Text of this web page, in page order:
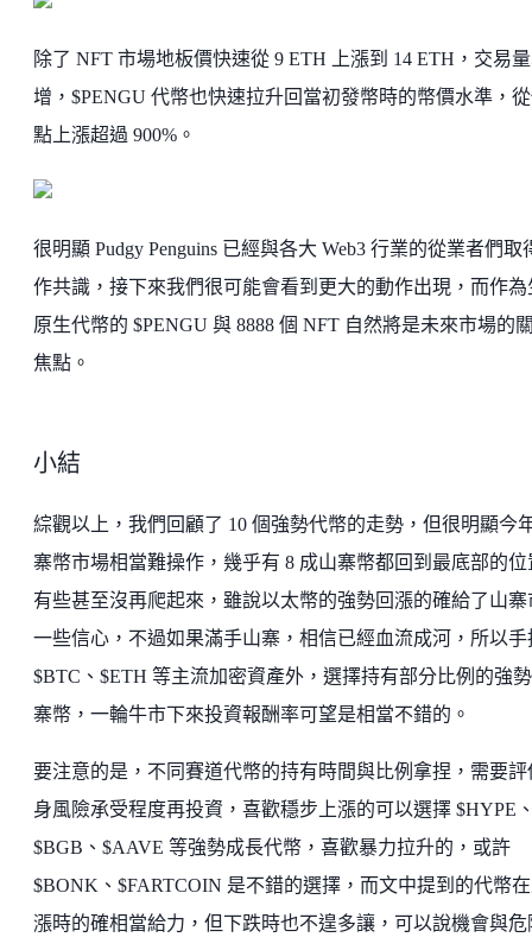
除了 NFT 市場地板價快速從 9 ETH 上漲到 14 ETH，交易
增，$PENGU 代幣也快速拉升回當初發幣時的幣價水準，
點上漲超過 900%。
很明顯 Pudgy Penguins 已經與各大 Web3 行業的從業者們取
作共識，接下來我們很可能會看到更大的動作出現，而作為
原生代幣的 $PENGU 與 8888 個 NFT 自然將是未來市場的
焦點。
小結
綜觀以上，我們回顧了 10 個強勢代幣的走勢，但很明顯今
寨幣市場相當難操作，幾乎有 8 成山寨幣都回到最底部的位
有些甚至沒再爬起來，雖說以太幣的強勢回漲的確給了山寨
一些信心，不過如果滿手山寨，相信已經血流成河，所以手
$BTC、$ETH 等主流加密資產外，選擇持有部分比例的強
寨幣，一輪牛市下來投資報酬率可望是相當不錯的。
要注意的是，不同賽道代幣的持有時間與比例拿捏，需要評
身風險承受程度再投資，喜歡穩步上漲的可以選擇 $HYPE
$BGB、$AAVE 等強勢成長代幣，喜歡暴力拉升的，或許
$BONK、$FARTCOIN 是不錯的選擇，而文中提到的代幣
漲時的確相當給力，但下跌時也不遑多讓，可以說機會與危